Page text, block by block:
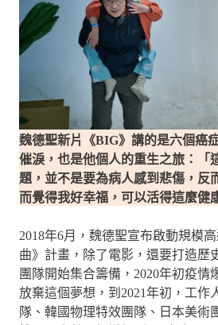
魏德聖新片《BIG》講的是六個癌
催淚，也是他個人的重生之旅：「
題，並不是要為病人感到悲傷，反
而覺得我好幸福，可以活得這麼健
2018年6月，魏德聖宣布啟動規模
曲》計畫，除了電影，還要打造歷
團隊開始集合籌備，2020年初疫情
放棄這個夢想，到2021年初，工作
隊、韓國物理特效團隊、日本美術